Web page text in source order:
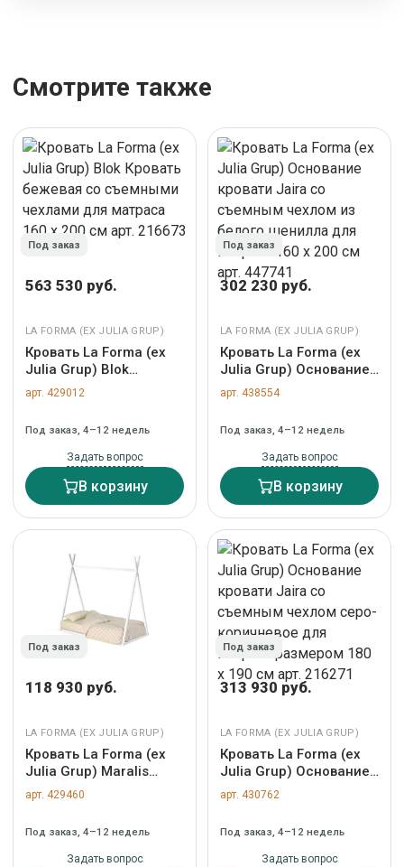
Смотрите также
Под заказ
563 530 руб.
LA FORMA (ЕХ JULIA GRUP)
Кровать La Forma (ех
Julia Grup) Blok
Кровать бежевая со
съемными чехлами
см арт. 216673
арт. 429012
Под заказ, 4–12 недель
Задать вопрос
В корзину
Под заказ
302 230 руб.
LA FORMA (ЕХ JULIA GRUP)
Кровать La Forma (ех
Julia Grup) Основание
кровати Jaira со
съемным чехлом из
матраса 160 х 200 см
арт. 447741
арт. 438554
Под заказ, 4–12 недель
Задать вопрос
В корзину
Под заказ
118 930 руб.
LA FORMA (ЕХ JULIA GRUP)
Кровать La Forma (ех
Julia Grup) Maralis
Кровать-вигвам из
массива бука с белой
арт. 146036
арт. 429460
Под заказ, 4–12 недель
Задать вопрос
Под заказ
313 930 руб.
LA FORMA (ЕХ JULIA GRUP)
Кровать La Forma (ех
Julia Grup) Основание
кровати Jaira со
съемным чехлом серо-
матраса размером 180
х 190 см арт. 216271
арт. 430762
Под заказ, 4–12 недель
Задать вопрос